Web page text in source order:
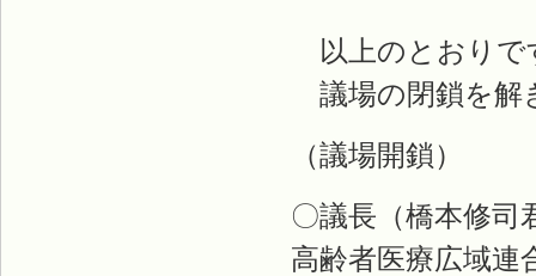
以上のとおりで
議場の閉鎖を解
（議場開鎖）
〇議長（橋本修
高齢者医療広域連